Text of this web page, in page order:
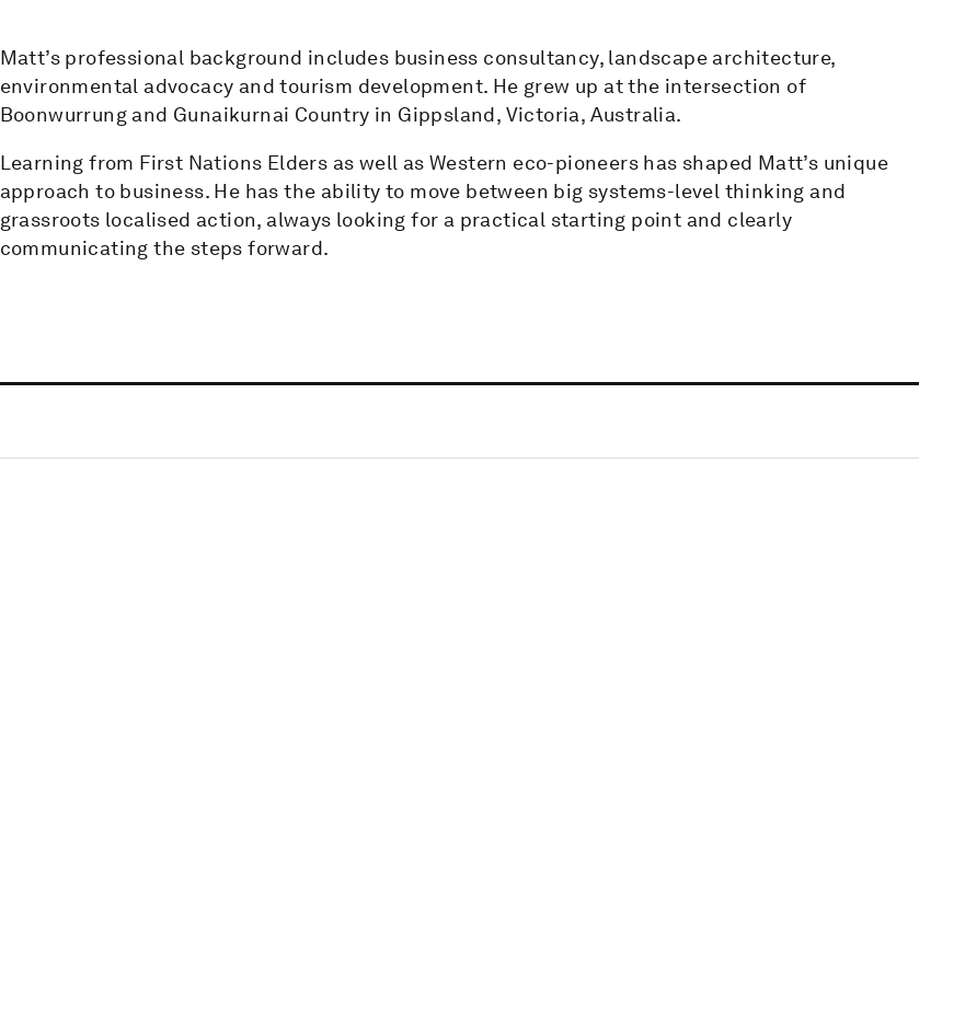
Matt’s professional background includes business consultancy, landscape architecture,
environmental advocacy and tourism development. He grew up at the intersection of
Boonwurrung and Gunaikurnai Country in Gippsland, Victoria, Australia.
Learning from First Nations Elders as well as Western eco-pioneers has shaped Matt’s unique
approach to business. He has the ability to move between big systems-level thinking and
grassroots localised action, always looking for a practical starting point and clearly
communicating the steps forward.